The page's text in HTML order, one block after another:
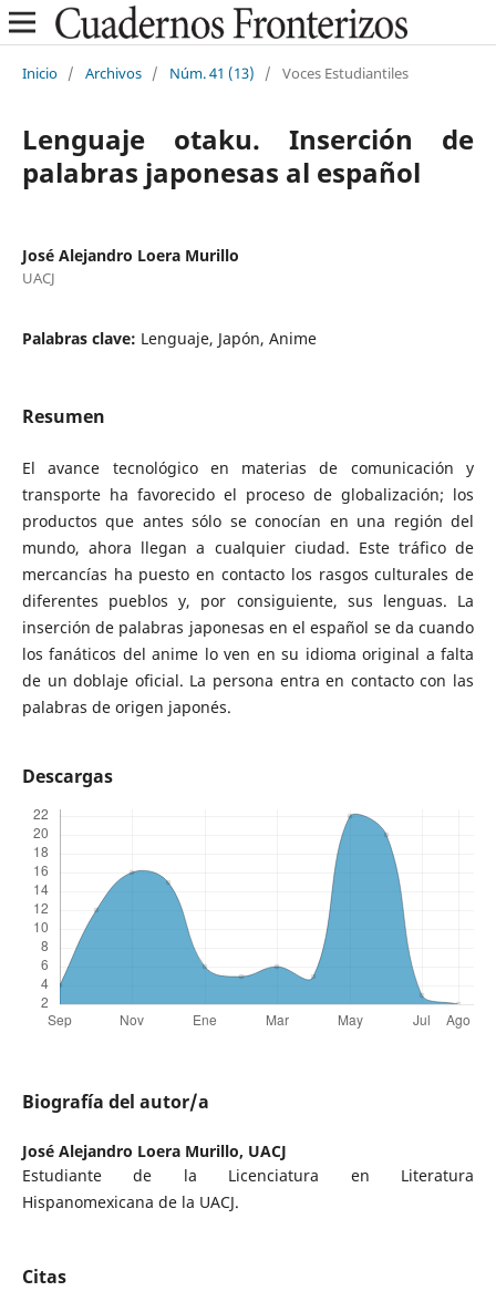
Inicio / Archivos / Núm. 41 (13) / Voces Estudiantiles
Lenguaje otaku. Inserción de
palabras japonesas al español
José Alejandro Loera Murillo
UACJ
Palabras clave: Lenguaje, Japón, Anime
Resumen
El avance tecnológico en materias de comunicación y
transporte ha favorecido el proceso de globalización; los
productos que antes sólo se conocían en una región del
mundo, ahora llegan a cualquier ciudad. Este tráfico de
mercancías ha puesto en contacto los rasgos culturales de
diferentes pueblos y, por consiguiente, sus lenguas. La
inserción de palabras japonesas en el español se da cuando
los fanáticos del anime lo ven en su idioma original a falta
de un doblaje oficial. La persona entra en contacto con las
palabras de origen japonés.
Descargas
Biografía del autor/a
José Alejandro Loera Murillo, UACJ
Estudiante de la Licenciatura en Literatura
Hispanomexicana de la UACJ.
Citas